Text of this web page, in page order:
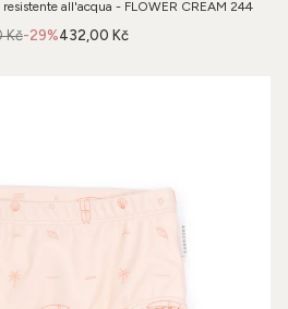
all'acqua - FLOWER CREAM 244
-29%
Kč 432,00 Kč